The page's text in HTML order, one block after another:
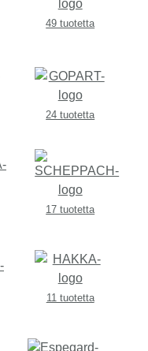
49 tuotetta
24 tuotetta
17 tuotetta
11 tuotetta